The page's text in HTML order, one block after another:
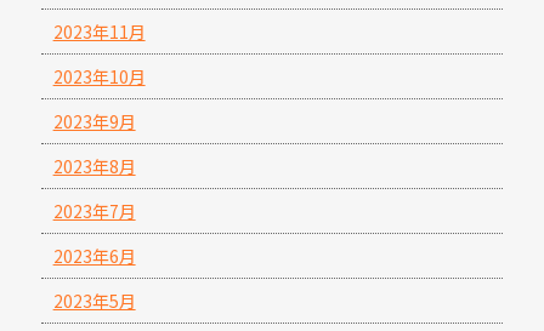
2023年11月
2023年10月
2023年9月
2023年8月
2023年7月
2023年6月
2023年5月